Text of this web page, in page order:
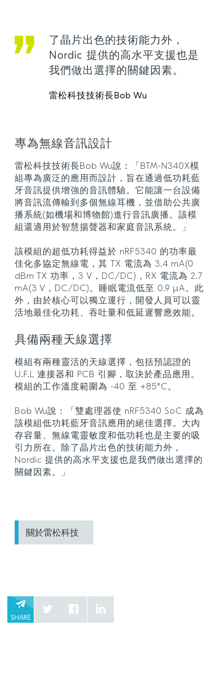
了晶片出色的技術能力外，
Nordic 提供的高水平支援也是
我們做出選擇的關鍵因素。
雷松科技技術長Bob Wu
專為無線音訊設計
雷松科技技術長Bob Wu說：「BTM-N340X模
組專為廣泛的應用而設計，旨在通過低功耗藍
牙音訊提供增強的音訊體驗。它能讓一台設備
將音訊流傳輸到多個無線耳機，並借助公共廣
播系統(如機場和博物館)進行音訊廣播。該模
組還適用於智慧揚聲器和家庭音訊系統。」
該模組的超低功耗得益於 nRF5340 的功率最
佳化多協定無線電，其 TX 電流為 3.4 mA(0
dBm TX 功率，3 V，DC/DC)，RX 電流為 2.7
mA(3 V，DC/DC)。睡眠電流低至 0.9 µA。此
外，由於核心可以獨立運行，開發人員可以靈
活地最佳化功耗、吞吐量和低延遲響應效能。
具備兩種天線選擇
模組有兩種靈活的天線選擇，包括預認證的
U.F.L 連接器和 PCB 引腳，取決於產品應用。
模組的工作溫度範圍為 -40 至 +85°C。
Bob Wu說：「雙處理器使 nRF5340 SoC 成為
該模組低功耗藍牙音訊應用的絕佳選擇。大內
存容量、無線電靈敏度和低功耗也是主要的吸
引力所在。除了晶片出色的技術能力外，
Nordic 提供的高水平支援也是我們做出選擇的
關鍵因素。」
關於雷松科技
SHARE